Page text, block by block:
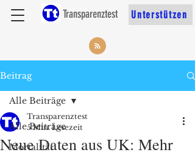
Unterstützen
Transparenztest
Beitrag
Alle Beiträge
Mortalität
Alle Beiträge
Neue Daten aus UK: Mehr
Transparenztest
5 Min. Lesezeit